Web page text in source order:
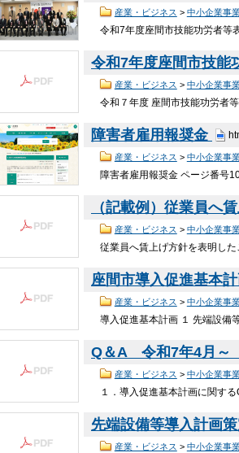
産業・ビジネス > 中小企業事
令和7年度座間市技能功労者
令和7年度座間市技能
産業・ビジネス > 中小企業事
令和７年度 座間市技能功労者
障害者雇用報奨金
産業・ビジネス > 中小企業事
障害者雇用報奨金 ページ番号
（記載例）従業員へ
産業・ビジネス > 中小企業事
従業員へ賃上げ方針を表明し
座間市導入促進基本
産業・ビジネス > 中小企業事
導入促進基本計画 １ 先端設備
Q＆A 令和7年4月～
産業・ビジネス > 中小企業事
１．導入促進基本計画に関す
先端設備等導入計画
産業・ビジネス > 中小企業事